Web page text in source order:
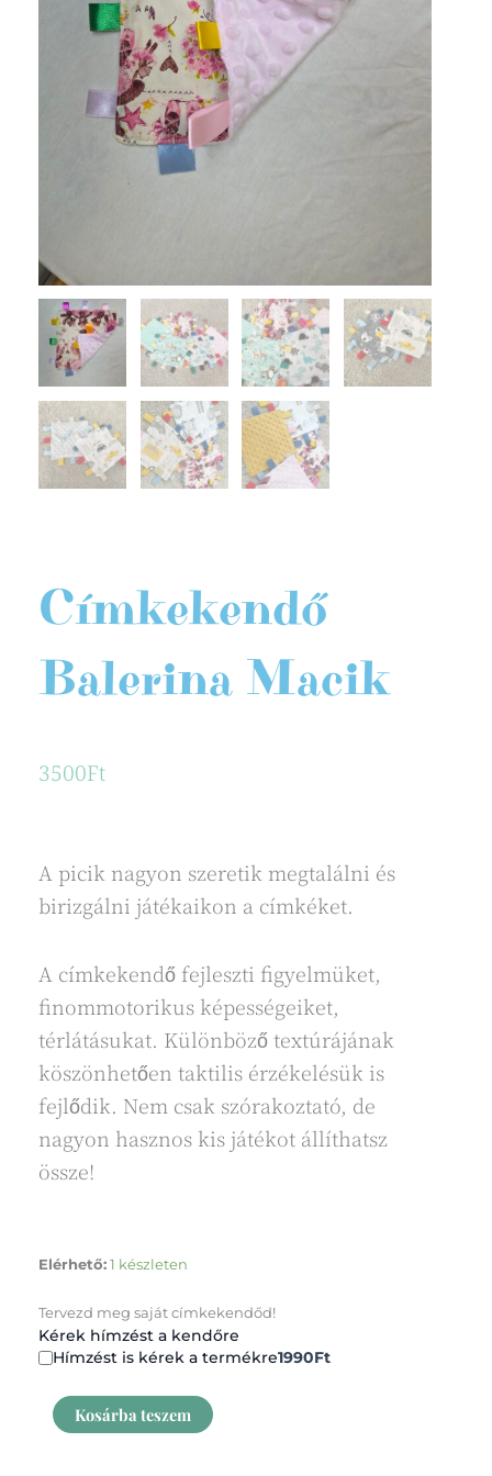
Címkekendő
Balerina Macik
3500Ft
A picik nagyon szeretik megtalálni és
birizgálni játékaikon a címkéket.
A címkekendő fejleszti figyelmüket,
finommotorikus képességeiket,
térlátásukat. Különböző textúrájának
köszönhetően taktilis érzékelésük is
fejlődik. Nem csak szórakoztató, de
nagyon hasznos kis játékot állíthatsz
össze!
Elérhető: 1 készleten
Tervezd meg saját címkekendőd!
Kérek hímzést a kendőre
Hímzést is kérek a termékre1990Ft
Címkekendő
macik
mennyiség
Kosárba teszem